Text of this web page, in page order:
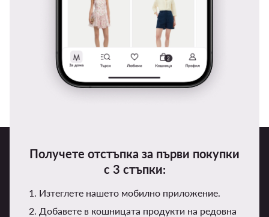
Получете отстъпка за първи покупки
с 3 стъпки:
1. Изтеглете нашето мобилно приложение.
2. Добавете в кошницата продукти на редовна